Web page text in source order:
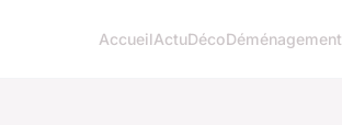
AccueilActuDécoDéménagement